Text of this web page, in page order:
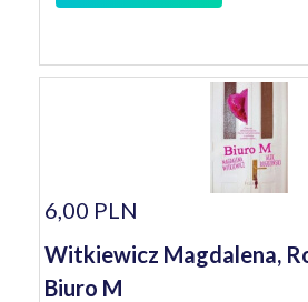
6,00 PLN
Witkiewicz Magdalena,
Biuro M